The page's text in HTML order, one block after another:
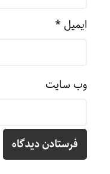
ایمیل *
وب‌ سایت